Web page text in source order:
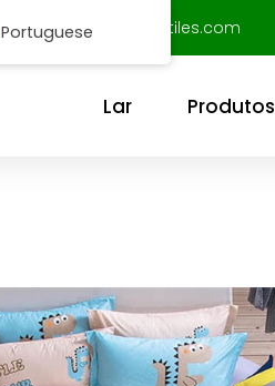
shenxujian@ur-textiles.com
Lar Produtos
Portuguese